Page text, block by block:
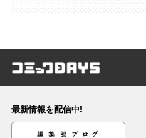
コミックDAYS
最新情報を配信中!
編集部ブログ